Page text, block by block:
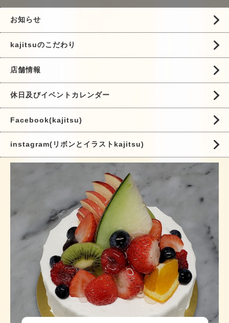
お知らせ
kajitsuのこだわり
店舗情報
休日及びイベントカレンダー
Facebook(kajitsu)
instagram(リボンとイラストkajitsu)